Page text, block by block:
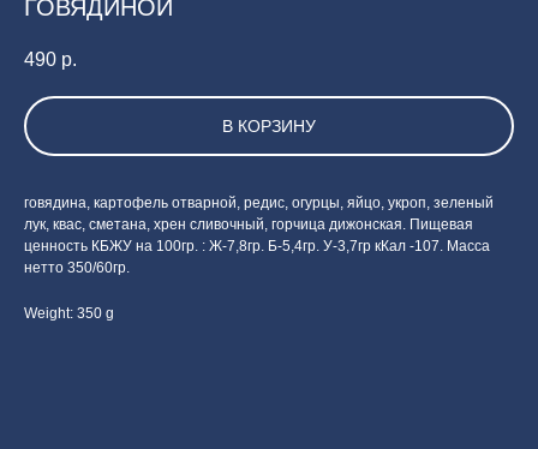
ГОВЯДИНОЙ
490 р.
В КОРЗИНУ
говядина, картофель отварной, редис, огурцы, яйцо, укроп, зеленый
лук, квас, сметана, хрен сливочный, горчица дижонская. Пищевая
ценность КБЖУ на 100гр. : Ж-7,8гр. Б-5,4гр. У-3,7гр кКал -107. Масса
нетто 350/60гр.
Weight: 350 g